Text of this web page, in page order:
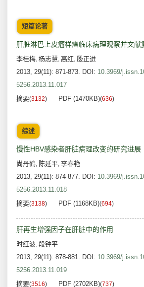
短篇论著
肝脏淋巴上皮瘤样癌临床病理观察并文献
李桂梅, 杨志慧, 高红, 殷正进
2013, 29(11): 871-873. DOI: 10.3969/
5256.2013.11.017
摘要(3132) PDF (1470KB)(636)
综述
慢性HBV感染者肝脏病理改变的研究进展
尚丹鹤, 陈延平, 李春艳
2013, 29(11): 874-877. DOI: 10.3969/
5256.2013.11.018
摘要(3138) PDF (1168KB)(694)
肝再生增强因子在肝脏中的作用
时红波, 段钟平
2013, 29(11): 878-881. DOI: 10.3969/
5256.2013.11.019
摘要(3516) PDF (2702KB)(737)